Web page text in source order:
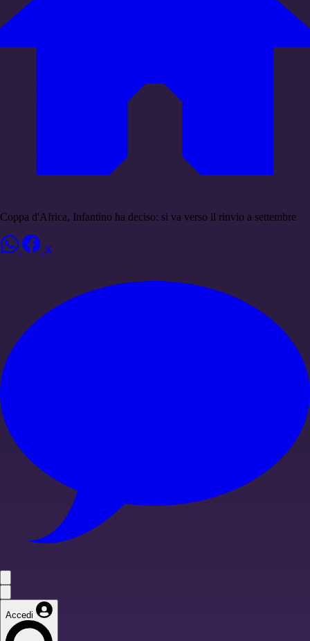
Coppa d'Africa, Infantino ha deciso: si va verso il rinvio a settembre
Accedi